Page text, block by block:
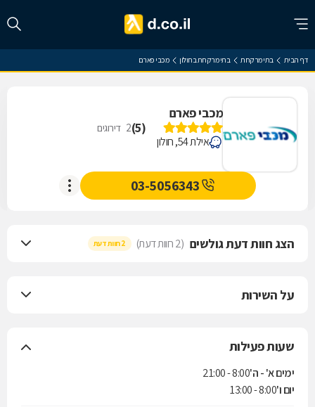
דף הבית בתי מרקחת בתי מרקחת בחולון מכבי פארם
מכבי פארם
(
5
)
2 דירוגים
אילת 54, חולון
03-5056343
הצג חוות דעת גולשים (2 חוות דעת) 2 חוות דעת
על השירות
שעות פעילות
ימים א' - ה'8:00 - 21:00
יום ו'8:00 - 13:00